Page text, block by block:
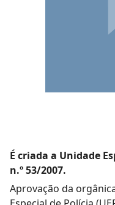
É criada a Unidade
n.º 53/2007.
Aprovação da